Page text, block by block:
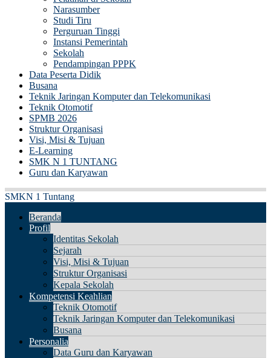
Narasumber
Studi Tiru
Perguruan Tinggi
Instansi Pemerintah
Sekolah
Pendampingan PPPK
Data Peserta Didik
Busana
Teknik Jaringan Komputer dan Telekomunikasi
Teknik Otomotif
SPMB 2026
Struktur Organisasi
Visi, Misi & Tujuan
E-Learning
SMK N 1 TUNTANG
Guru dan Karyawan
SMKN 1 Tuntang
Beranda
Profil
Identitas Sekolah
Sejarah
Visi, Misi & Tujuan
Struktur Organisasi
Kepala Sekolah
Kompetensi Keahlian
Teknik Otomotif
Teknik Jaringan Komputer dan Telekomunikasi
Busana
Personalia
Data Guru dan Karyawan